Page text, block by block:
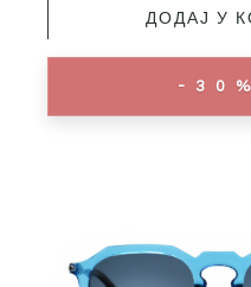
ДОДАЈ У
-
ЈЕ